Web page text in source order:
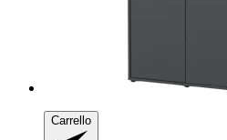
Carrello